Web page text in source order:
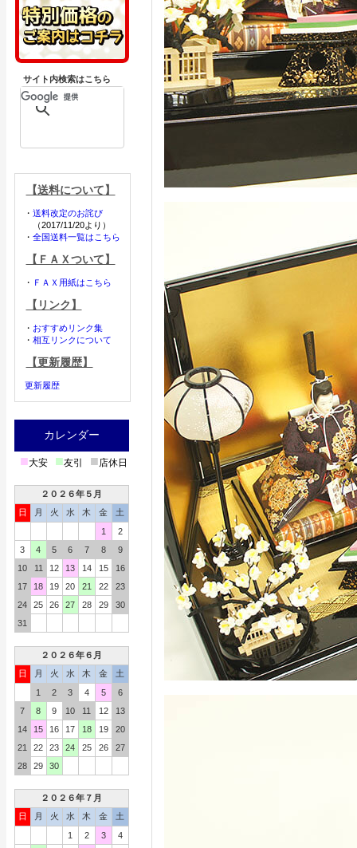
サイト内検索はこちら
【送料について】
・ 送料改定のお詫び
（2017/11/20より）
・ 全国送料一覧はこちら
【ＦＡＸついて】
・ ＦＡＸ用紙はこちら
【リンク】
・ おすすめリンク集
・ 相互リンクについて
【更新履歴】
更新履歴
カレンダー
■大安 ■友引 ■店休日
２０２６年５月
日
月 火 水 木 金
土
1
2
3
4 5 6 7 8
9
10
11 12 13 14 15
16
17
18 19 20 21 22
23
24
25 26 27 28 29
30
31
２０２６年６月
日
月 火 水 木 金
土
1
2 3 4 5
6
7
8 9 10 11 12
13
14
15 16 17 18 19
20
21
22 23 24 25 26
27
28
29 30
２０２６年７月
日
月 火 水 木 金
土
1
2 3
4